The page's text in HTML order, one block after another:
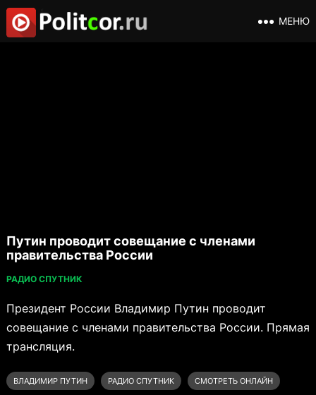
МЕНЮ
Путин проводит совещание с членами
правительства России
РАДИО СПУТНИК
Президент России Владимир Путин проводит
совещание с членами правительства России. Прямая
трансляция.
ВЛАДИМИР ПУТИН РАДИО СПУТНИК СМОТРЕТЬ ОНЛАЙН